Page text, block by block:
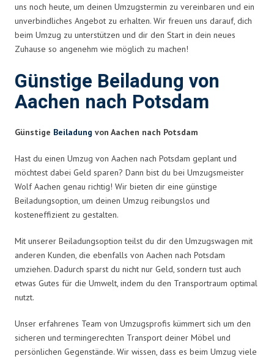
uns noch heute, um deinen Umzugstermin zu vereinbaren und ein
unverbindliches Angebot zu erhalten. Wir freuen uns darauf, dich
beim Umzug zu unterstützen und dir den Start in dein neues
Zuhause so angenehm wie möglich zu machen!
Günstige Beiladung von
Aachen nach Potsdam
Günstige Beiladung von Aachen nach Potsdam
Hast du einen Umzug von Aachen nach Potsdam geplant und
möchtest dabei Geld sparen? Dann bist du bei Umzugsmeister
Wolf Aachen genau richtig! Wir bieten dir eine günstige
Beiladungsoption, um deinen Umzug reibungslos und
kosteneffizient zu gestalten.
Mit unserer Beiladungsoption teilst du dir den Umzugswagen mit
anderen Kunden, die ebenfalls von Aachen nach Potsdam
umziehen. Dadurch sparst du nicht nur Geld, sondern tust auch
etwas Gutes für die Umwelt, indem du den Transportraum optimal
nutzt.
Unser erfahrenes Team von Umzugsprofis kümmert sich um den
sicheren und termingerechten Transport deiner Möbel und
persönlichen Gegenstände. Wir wissen, dass es beim Umzug viele